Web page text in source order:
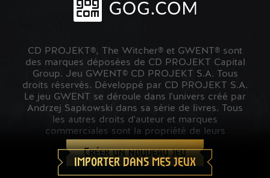
Créer un nouveau jeu
IMPORTER DANS MES JEUX
CD PROJEKT®, The Witcher® et GWENT® sont
des marques déposées de CD PROJEKT Capital
Group. Jeu GWENT© CD PROJEKT S.A. Tous
droits réservés. Développé par CD PROJEKT S.A.
Le jeu GWENT se déroule dans l'univers créé par
Andrzej Sapkowski dans sa série de livres. Tous
les autres droits d'auteur et marques
commerciales sont la propriété de leurs
propriétaires respectifs.